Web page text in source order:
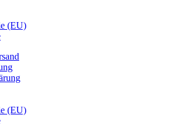
(EU)
(EU)